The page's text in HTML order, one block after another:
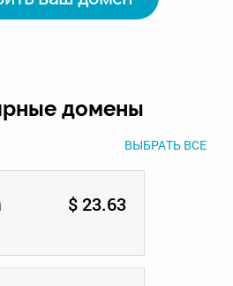
домены
ВЫБРАТЬ ВСЕ
$ 23.63